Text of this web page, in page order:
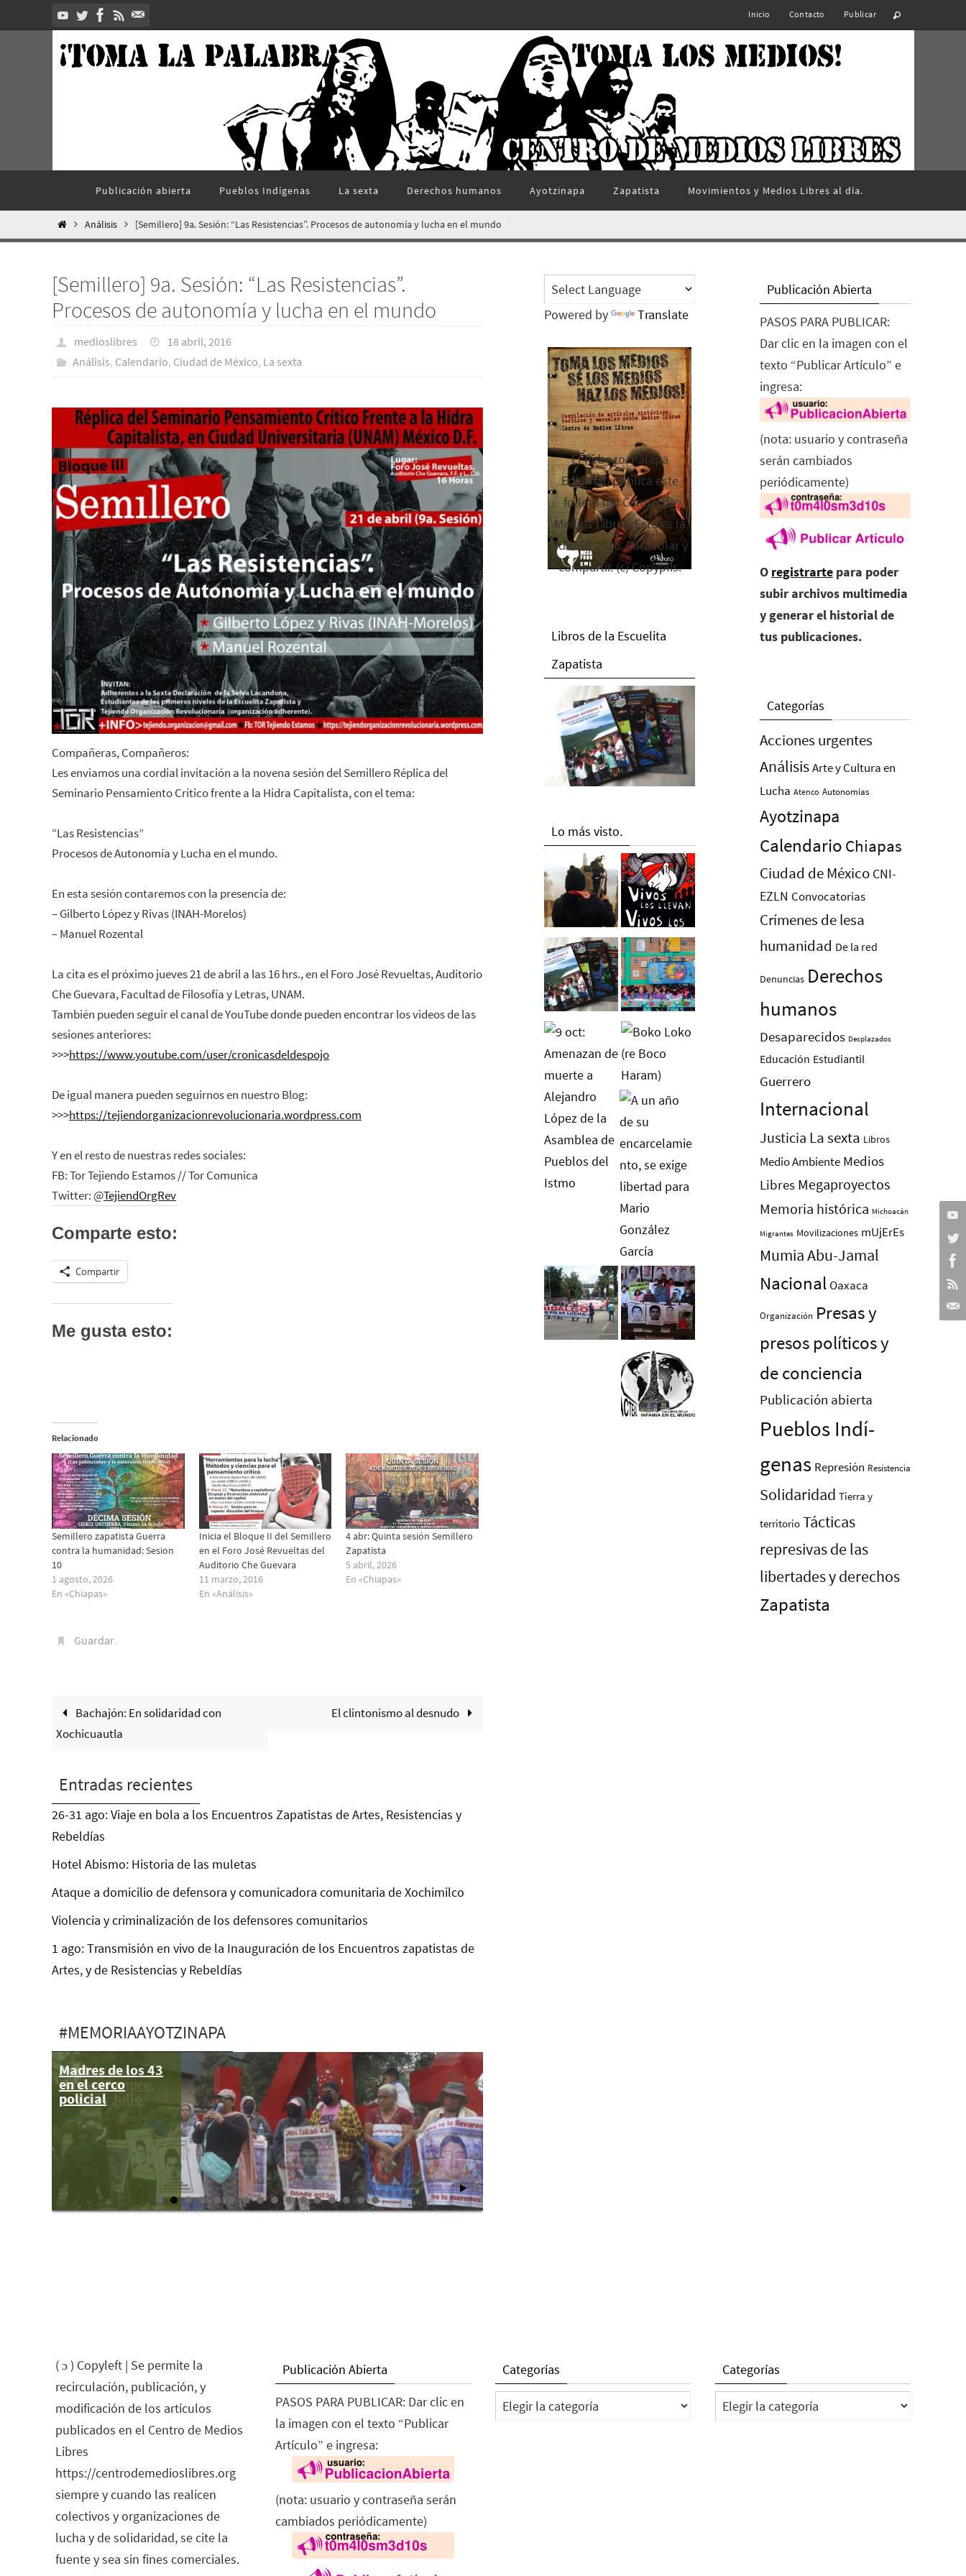
al
Inicio Contacto Publicar
contenido
Publicación abierta Pueblos Indí­genas La sexta Derechos humanos Ayotzinapa Zapatista Movimientos y Medios Libres al día.
InicioAnálisis [Semillero] 9a. Sesión: “Las Resistencias”. Procesos de autonomía y lucha en el mundo
[Semillero] 9a. Sesión: “Las Resistencias”.
Procesos de autonomía y lucha en el mundo
medioslibres
18 abril, 2016
Análisis, Calendario, Ciudad de México, La sexta
Compañeras, Compañeros:
Les enviamos una cordial invitación a la novena sesión del Semillero Réplica del
Seminario Pensamiento Crítico frente a la Hidra Capitalista, con el tema:
“Las Resistencias”
Procesos de Autonomía y Lucha en el mundo.
En esta sesión contaremos con la presencia de:
– Gilberto López y Rivas (INAH-Morelos)
– Manuel Rozental
La cita es el próximo jueves 21 de abril a las 16 hrs., en el Foro José Revueltas, Auditorio
Che Guevara, Facultad de Filosofía y Letras, UNAM.
También pueden seguir el canal de YouTube donde pueden encontrar los videos de las
sesiones anteriores:
>>>https://www.youtube.com/user/cronicasdeldespojo
De igual manera pueden seguirnos en nuestro Blog:
>>>https://tejiendorganizacionrevolucionaria.wordpress.com
Y en el resto de nuestras redes sociales:
FB: Tor Tejiendo Estamos // Tor Comunica
Twitter: @TejiendOrgRev
Comparte esto:
Compartir
Me gusta esto:
Relacionado
Semillero zapatista Guerra
contra la humanidad: Sesion
10
1 agosto, 2026
En «Chiapas»
Inicia el Bloque II del Semillero
en el Foro José Revueltas del
Auditorio Che Guevara
11 marzo, 2016
En «Análisis»
4 abr: Quinta sesión Semillero
Zapatista
5 abril, 2026
En «Chiapas»
Guardar.
Bachajón: En solidaridad con
Xochicuautla
El clintonismo al desnudo
Entradas recientes
26-31 ago: Viaje en bola a los Encuentros Zapatistas de Artes, Resistencias y
Rebeldías
Hotel Abismo: Historia de las muletas
Ataque a domicilio de defensora y comunicadora comunitaria de Xochimilco
Violencia y criminalización de los defensores comunitarios
1 ago: Transmisión en vivo de la Inauguración de los Encuentros zapatistas de
Artes, y de Resistencias y Rebeldías
#MEMORIAAYOTZINAPA
Madres de los 43
en el cerco
policial
Ayotzinapa:
Hasta siempre,
querido Julio
Powered by Translate
El Rebozo, Palapa
Editorial, publica este
folleto del Centro de
Medios Libres. Esta es la
edición 2016. Para rolar y
compartir. (c) Copyplis.
Libros de la Escuelita
Zapatista
Lo más visto.
Publicación Abierta
PASOS PARA PUBLICAR:
Dar clic en la imagen con el
texto “Publicar Artículo” e
ingresa:
(nota: usuario y contraseña
serán cambiados
periódicamente)
O registrarte para poder
subir archivos multimedia
y generar el historial de
tus publicaciones.
Categorías
Acciones urgentes
AnálisisArte y Cultura en
Lucha Atenco Autonomías
Ayotzinapa
Calendario Chiapas
Ciudad de México CNI-
EZLN Convocatorias
Crímenes de lesa
humanidad De la red
Denuncias Derechos
humanos
Desaparecidos Desplazados
Educación Estudiantil
Guerrero
Internacional
Justicia La sexta Libros
Medio Ambiente Medios
Libres Megaproyectos
Memoria histórica Michoacán
Migrantes Movilizaciones mUjErEs
Mumia Abu-Jamal
Nacional Oaxaca
Organización Presas y
presos polí­ticos y
de conciencia
Publicación abierta
Pueblos Indí­
genas Represión Resistencia
Solidaridad Tierra y
territorio Tácticas
represivas de las
libertades y derechos
Zapatista
( ɔ ) Copyleft | Se permite la
recirculación, publicación, y
modificación de los artículos
publicados en el Centro de Medios
Libres
https://centrodemedioslibres.org
siempre y cuando las realicen
colectivos y organizaciones de
lucha y de solidaridad, se cite la
fuente y sea sin fines comerciales.
Publicación Abierta
PASOS PARA PUBLICAR: Dar clic en
la imagen con el texto “Publicar
Artículo” e ingresa:
(nota: usuario y contraseña serán
cambiados periódicamente)
Categorías
Categorías
Categorías
Categorías